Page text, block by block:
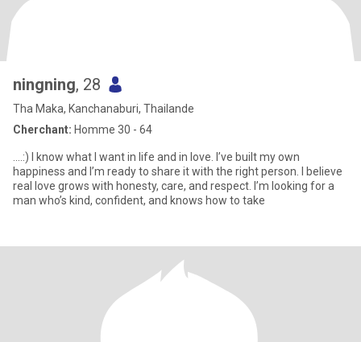
ningning, 28
Tha Maka, Kanchanaburi, Thailande
Cherchant: Homme 30 - 64
....:) I know what I want in life and in love. I’ve built my own
happiness and I’m ready to share it with the right person. I believe
real love grows with honesty, care, and respect. I’m looking for a
man who’s kind, confident, and knows how to take